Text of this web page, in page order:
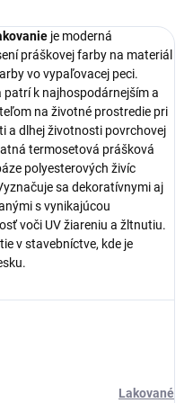
je moderná
práškovej farby na materiál
vo vypaľovacej peci.
k najhospodárnejším a
na životné prostredie pri
a dlhej životnosti povrchovej
termosetová prášková
polyesterových živíc
sa dekoratívnymi aj
s vynikajúcou
voči UV žiareniu a žltnutiu.
v stavebníctve, kde je
Lakované